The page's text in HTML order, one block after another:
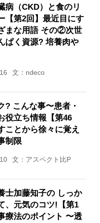
病（CKD）と食のリ
【第2回】最近目にす
まな用語 その②次世
ぱく資源? 培養肉や
文：ndeco
? こんな事〜患者・
役立ち情報【第46
ことから徐々に覚え
制限
文：アスペクト比P
士加藤知子の しっか
、元気のコツ!【第1
療法のポイント 〜透